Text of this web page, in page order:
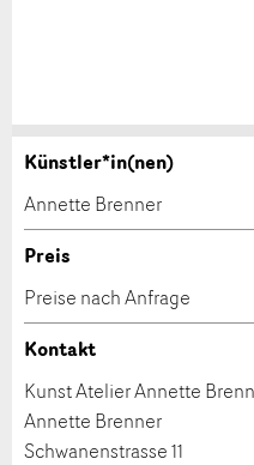
Werk kaufen
Nehmen Sie mit
kaufen.
Anzeige
Ihr Feedback wird sehr
Allgemeines
Anzeige nicht mehr
Künstler*in(nen)
Annette Brenner
Preis
Preise nach Anfrage
Kontakt
Kunst Atelier Annette
Annette Brenner
Schwanenstrasse 11